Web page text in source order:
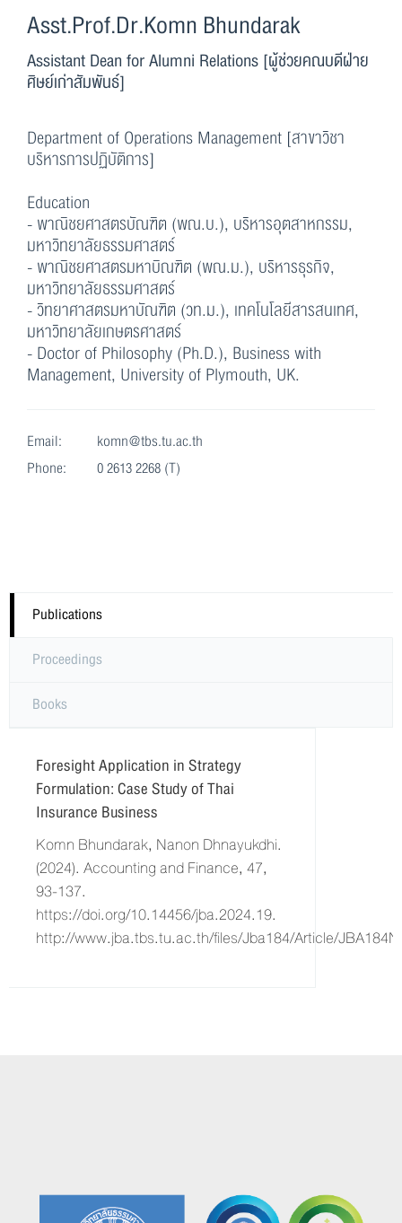
Asst.Prof.Dr.Komn Bhundarak
Assistant Dean for Alumni Relations [ผู้ช่วยคณบดีฝ่าย
ศิษย์เก่าสัมพันธ์]
Department of Operations Management [สาขาวิชา
บริหารการปฏิบัติการ]
Education
- พาณิชยศาสตรบัณฑิต (พณ.บ.), บริหารอุตสาหกรรม,
มหาวิทยาลัยธรรมศาสตร์
- พาณิชยศาสตรมหาบิณฑิต (พณ.ม.), บริหารธุรกิจ,
มหาวิทยาลัยธรรมศาสตร์
- วิทยาศาสตรมหาบัณฑิต (วท.ม.), เทคโนโลยีสารสนเทศ,
มหาวิทยาลัยเกษตรศาสตร์
- Doctor of Philosophy (Ph.D.), Business with
Management, University of Plymouth, UK.
Email:
komn@tbs.tu.ac.th
Phone:
0 2613 2268 (T)
Publications
Proceedings
Books
Foresight Application in Strategy
Formulation: Case Study of Thai
Insurance Business
Komn Bhundarak, Nanon Dhnayukdhi.
(2024). Accounting and Finance, 47,
93-137.
https://doi.org/10.14456/jba.2024.19.
http://www.jba.tbs.tu.ac.th/files/Jba184/Article/